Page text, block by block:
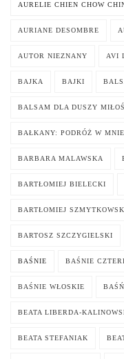
AURELIE CHIEN CHOW
AURIANE DESOMBRE
AUTOR NIEZNANY AVI
BAJKA BAJKI
BALSAM DLA DUSZY
BAŁKANY: PODRÓŻ W
BARBARA MALAWSKA
BARTŁOMIEJ BIELECKI
BARTŁOMIEJ
BARTOSZ SZCZYGIELSKI
BAŚNIE BAŚNIE
BAŚNIE WŁOSKIE BAŚŃ
BEATA LIBERDA-
BEATA STEFANIAK